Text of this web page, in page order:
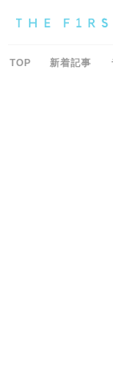
TOP 新着記事